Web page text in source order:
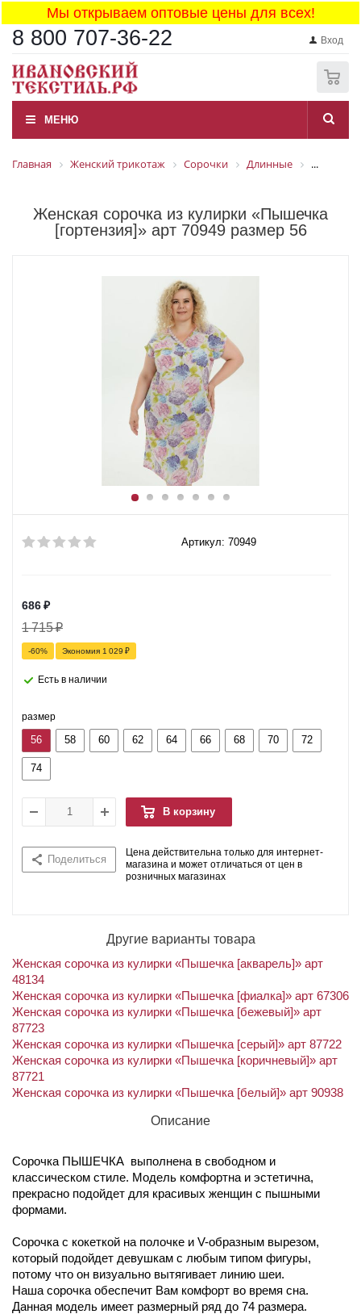
Мы открываем оптовые цены для всех!
8 800 707-36-22 Вход
МЕНЮ
Главная Женский трикотаж Сорочки Длинные ...
Женская сорочка из кулирки «Пышечка
[гортензия]» арт 70949 размер 56
Артикул: 70949
686₽
1 715₽
-60% Экономия 1 029 ₽
Есть в наличии
размер
56 58 60 62 64 66 68 70 72
74
В корзину
Поделиться
Цена действительна только для интернет-
магазина и может отличаться от цен в
розничных магазинах
Другие варианты товара
Женская сорочка из кулирки «Пышечка [акварель]» арт
48134
Женская сорочка из кулирки «Пышечка [фиалка]» арт 67306
Женская сорочка из кулирки «Пышечка [бежевый]» арт
87723
Женская сорочка из кулирки «Пышечка [серый]» арт 87722
Женская сорочка из кулирки «Пышечка [коричневый]» арт
87721
Женская сорочка из кулирки «Пышечка [белый]» арт 90938
Описание
Сорочка ПЫШЕЧКА выполнена в свободном и
классическом стиле. Модель комфортна и эстетична,
прекрасно подойдет для красивых женщин с пышными
формами.
Сорочка с кокеткой на полочке и V-образным вырезом,
который подойдет девушкам с любым типом фигуры,
потому что он визуально вытягивает линию шеи.
Наша сорочка обеспечит Вам комфорт во время сна.
Данная модель имеет размерный ряд до 74 размера.